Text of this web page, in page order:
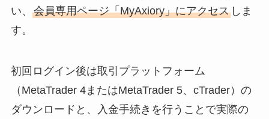
い、 会員専用ページ「MyAxiory」にアクセスしま
す。
初回ログイン後は取引プラットフォーム
（MetaTrader 4またはMetaTrader 5、cTrader）の
ダウンロードと、入金手続きを行うことで実際の